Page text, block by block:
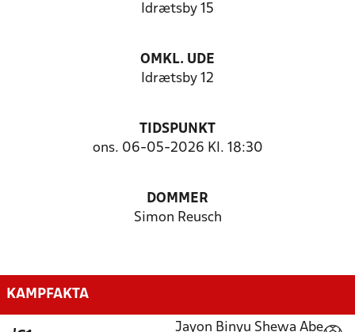
Idrætsby 15
OMKL. UDE
Idrætsby 12
TIDSPUNKT
ons. 06-05-2026 Kl. 18:30
DOMMER
Simon Reusch
KAMPFAKTA
Jayon Binyu Shewa Abe